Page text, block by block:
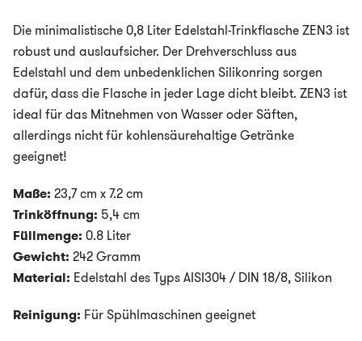
Die minimalistische 0,8 Liter Edelstahl-Trinkflasche ZEN3 ist
robust und auslaufsicher. Der Drehverschluss aus
Edelstahl und dem unbedenklichen Silikonring sorgen
dafür, dass die Flasche in jeder Lage dicht bleibt. ZEN3 ist
ideal für das Mitnehmen von Wasser oder Säften,
allerdings nicht für kohlensäurehaltige Getränke
geeignet!
Maße: 23,7 cm x 7.2 cm
Trinköffnung: 5,4 cm
Füllmenge: 0.8 Liter
Gewicht: 242 Gramm
Material: Edelstahl des Typs AISI304 / DIN 18/8, Silikon
Reinigung: Für Spühlmaschinen geeignet